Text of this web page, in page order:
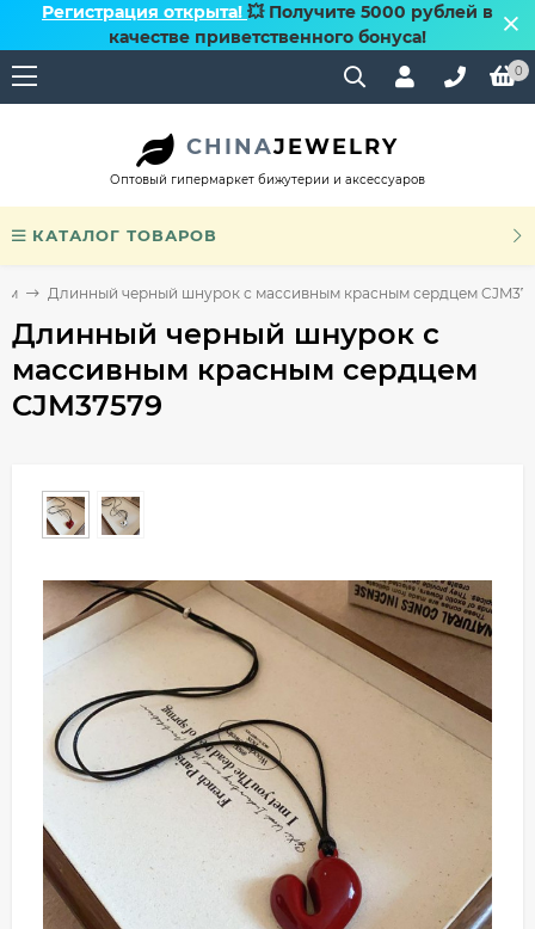
Регистрация открыта! 💥 Получите 5000 рублей в
качестве приветственного бонуса!
0
CHINAJEWELRY
Оптовый гипермаркет бижутерии и аксессуаров
КАТАЛОГ ТОВАРОВ
Длинный черный шнурок с массивным красным сердцем
Длинный черный шнурок с
массивным красным сердцем
CJM37579